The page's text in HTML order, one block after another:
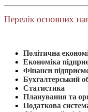
Перелік основних
Політична
Економіка
Фінанси
Бухгалтерський
Статистика
Планування та
Податкова